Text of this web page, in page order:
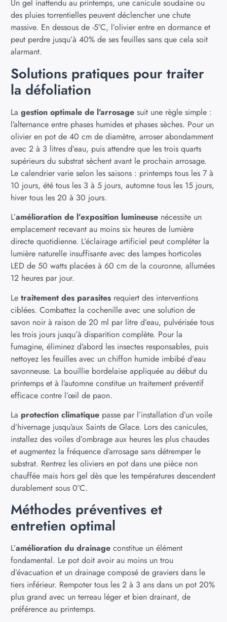
Un gel inattendu au printemps, une canicule soudaine ou
des pluies torrentielles peuvent déclencher une chute
massive. En dessous de -5°C, l’olivier entre en dormance et
peut perdre jusqu’à 40% de ses feuilles sans que cela soit
alarmant.
Solutions pratiques pour traiter
la défoliation
La gestion optimale de l’arrosage suit une règle simple :
l’alternance entre phases humides et phases sèches. Pour un
olivier en pot de 40 cm de diamètre, arroser abondamment
avec 2 à 3 litres d’eau, puis attendre que les trois quarts
supérieurs du substrat sèchent avant le prochain arrosage.
Le calendrier varie selon les saisons : printemps tous les 7 à
10 jours, été tous les 3 à 5 jours, automne tous les 15 jours,
hiver tous les 20 à 30 jours.
L’amélioration de l’exposition lumineuse nécessite un
emplacement recevant au moins six heures de lumière
directe quotidienne. L’éclairage artificiel peut compléter la
lumière naturelle insuffisante avec des lampes horticoles
LED de 50 watts placées à 60 cm de la couronne, allumées
12 heures par jour.
Le traitement des parasites requiert des interventions
ciblées. Combattez la cochenille avec une solution de
savon noir à raison de 20 ml par litre d’eau, pulvérisée tous
les trois jours jusqu’à disparition complète. Pour la
fumagine, éliminez d’abord les insectes responsables, puis
nettoyez les feuilles avec un chiffon humide imbibé d’eau
savonneuse. La bouillie bordelaise appliquée au début du
printemps et à l’automne constitue un traitement préventif
efficace contre l’œil de paon.
La protection climatique passe par l’installation d’un voile
d’hivernage jusqu’aux Saints de Glace. Lors des canicules,
installez des voiles d’ombrage aux heures les plus chaudes
et augmentez la fréquence d’arrosage sans détremper le
substrat. Rentrez les oliviers en pot dans une pièce non
chauffée mais hors gel dès que les températures descendent
durablement sous 0°C.
Méthodes préventives et
entretien optimal
L’amélioration du drainage constitue un élément
fondamental. Le pot doit avoir au moins un trou
d’évacuation et un drainage composé de graviers dans le
tiers inférieur. Rempoter tous les 2 à 3 ans dans un pot 20%
plus grand avec un terreau léger et bien drainant, de
préférence au printemps.